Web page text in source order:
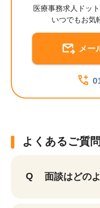
医療事務求人ドッ
いつでもお気
メー
よくあるご質問
面談はどの